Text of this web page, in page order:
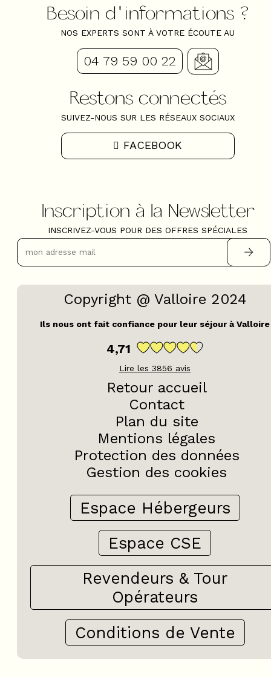
Besoin d'informations ?
NOS EXPERTS SONT À VOTRE ÉCOUTE AU
04 79 59 00 22
Restons connectés
SUIVEZ-NOUS SUR LES RÉSEAUX SOCIAUX
FACEBOOK
Inscription à la Newsletter
INSCRIVEZ-VOUS POUR DES OFFRES SPÉCIALES
Copyright @ Valloire 2024
Ils nous ont fait confiance pour leur séjour à Valloire
4,71
Lire les 3856 avis
Retour accueil
Contact
Plan du site
Mentions légales
Protection des données
Gestion des cookies
Espace Hébergeurs
Espace CSE
Revendeurs & Tour
Opérateurs
Conditions de Vente